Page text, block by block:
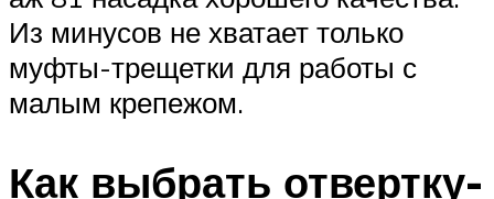
Из минусов не хватает только
муфты-трещетки для работы с
малым крепежом.
Как выбрать отвертку-